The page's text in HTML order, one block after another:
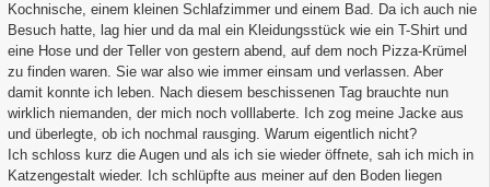
Kochnische, einem kleinen Schlafzimmer und einem Bad. Da ich auch nie
Besuch hatte, lag hier und da mal ein Kleidungsstück wie ein T-Shirt und
eine Hose und der Teller von gestern abend, auf dem noch Pizza-Krümel
zu finden waren. Sie war also wie immer einsam und verlassen. Aber
damit konnte ich leben. Nach diesem beschissenen Tag brauchte nun
wirklich niemanden, der mich noch volllaberte. Ich zog meine Jacke aus
und überlegte, ob ich nochmal rausging. Warum eigentlich nicht?
Ich schloss kurz die Augen und als ich sie wieder öffnete, sah ich mich in
Katzengestalt wieder. Ich schlüpfte aus meiner auf den Boden liegen